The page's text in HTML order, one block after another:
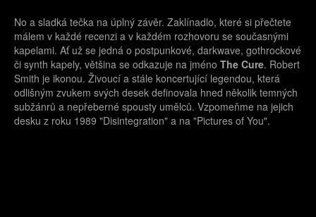
No a sladká tečka na úplný závěr. Zaklínadlo, které si přečtete
málem v každé recenzi a v každém rozhovoru se současnými
kapelami. Ať už se jedná o postpunkové, darkwave, gothrockové
či synth kapely, většina se odkazuje na jméno The Cure. Robert
Smith je ikonou. Živoucí a stále koncertující legendou, která
odlišným zvukem svých desek definovala hned několik temných
subžánrů a nepřeberné spousty umělců. Vzpomeňme na jejich
desku z roku 1989 "Disintegration" a na "Pictures of You".